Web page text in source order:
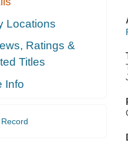
Locations
Ratings &
Titles
Info